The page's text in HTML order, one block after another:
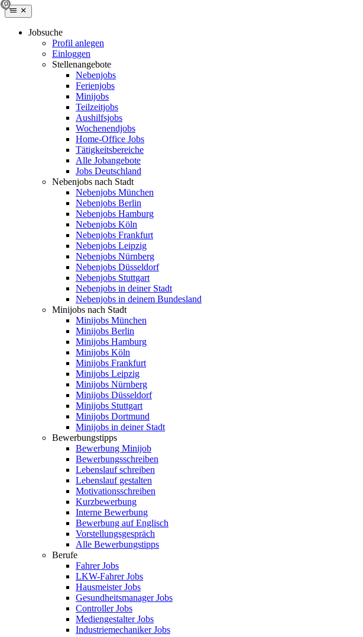
Jobsuche
Profil anlegen
Einloggen
Stellenangebote
Nebenjobs
Ferienjobs
Minijobs
Teilzeitjobs
Aushilfsjobs
Wochenendjobs
Home-Office Jobs
Tätigkeitsbereiche
Alle Jobangebote
Jobs Deutschland
Nebenjobs nach Stadt
Nebenjobs München
Nebenjobs Berlin
Nebenjobs Hamburg
Nebenjobs Köln
Nebenjobs Frankfurt
Nebenjobs Leipzig
Nebenjobs Nürnberg
Nebenjobs Düsseldorf
Nebenjobs Stuttgart
Nebenjobs in deiner Stadt
Nebenjobs in deinem Bundesland
Minijobs nach Stadt
Minijobs München
Minijobs Berlin
Minijobs Hamburg
Minijobs Köln
Minijobs Frankfurt
Minijobs Leipzig
Minijobs Nürnberg
Minijobs Düsseldorf
Minijobs Stuttgart
Minijobs Dortmund
Minijobs in deiner Stadt
Bewerbungstipps
Bewerbung Minijob
Bewerbungsschreiben
Lebenslauf schreiben
Lebenslauf gestalten
Motivationsschreiben
Kurzbewerbung
Interne Bewerbung
Bewerbung auf Englisch
Vorstellungsgespräch
Alle Bewerbungstipps
Berufe
Fahrer Jobs
LKW-Fahrer Jobs
Hausmeister Jobs
Gesundheitsmanager Jobs
Controller Jobs
Mediengestalter Jobs
Industriemechaniker Jobs